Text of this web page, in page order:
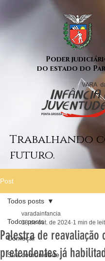
Poder
do estado do
Trabalhando
futuro.
Post
Todos posts
Começar
Sua comunidade
Todos posts
Palestra de reavaliação
pretendentes já
varadainfancia
18 de out. de 2024 1 min de